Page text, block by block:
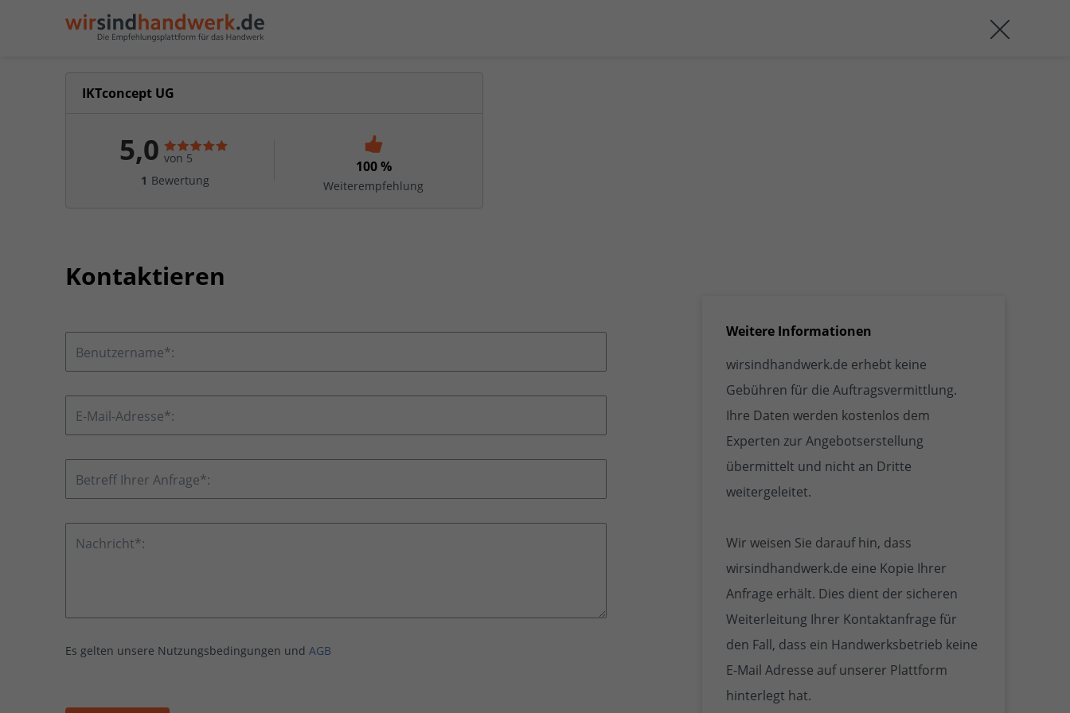
IKTconcept UG
5,0 von 5
1 Bewertung
100 %
Weiterempfehlung
Kontaktieren
Benutzername*:
E-Mail-Adresse*:
Betreff Ihrer Anfrage*:
Nachricht*:
Es gelten unsere Nutzungsbedingungen und AGB
Weitere Informationen
wirsindhandwerk.de erhebt keine
Gebühren für die Auftragsvermittlung.
Ihre Daten werden kostenlos dem
Experten zur Angebotserstellung
übermittelt und nicht an Dritte
weitergeleitet.
Wir weisen Sie darauf hin, dass
wirsindhandwerk.de eine Kopie Ihrer
Anfrage erhält. Dies dient der sicheren
Weiterleitung Ihrer Kontaktanfrage für
den Fall, dass ein Handwerksbetrieb keine
E-Mail Adresse auf unserer Plattform
hinterlegt hat.